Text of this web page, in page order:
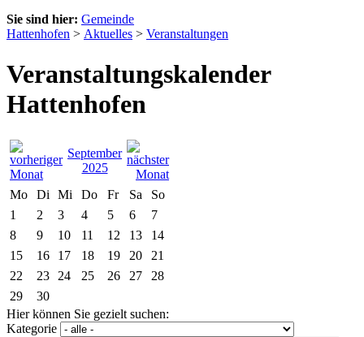
Sie sind hier: Gemeinde
Hattenhofen > Aktuelles > Veranstaltungen
Veranstaltungskalender
Hattenhofen
September
2025
Mo
Di Mi Do Fr Sa
So
1
2 3 4 5 6
7
8
9 10 11 12 13
14
15
16 17 18 19 20
21
22
23 24 25 26 27
28
29
30
Hier können Sie gezielt suchen:
Kategorie